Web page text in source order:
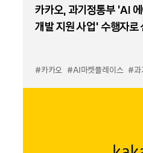
카카오, 과기정통부 ‘AI
개발 지원 사업’ 수행자로
#카카오 #AI마켓플레이스 #과